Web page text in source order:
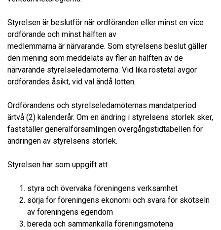
Styrelsen är beslutför när ordföranden eller minst en vice
ordförande och minst hälften av
medlemmarna är närvarande. Som styrelsens beslut gäller
den mening som meddelats av fler än hälften av de
närvarande styrelseledamöterna. Vid lika röstetal avgör
ordförandes åsikt, vid val ändå lotten.
Ordförandens och styrelseledamöternas mandatperiod
ärtvå (2) kalenderår. Om en ändring i styrelsens storlek sker,
fastställer generalförsamlingen övergångstidtabellen för
ändringen av styrelsens storlek.
Styrelsen har som uppgift att
styra och övervaka föreningens verksamhet
sörja för föreningens ekonomi och svara för skötseln
av föreningens egendom
bereda och sammankalla föreningsmötena